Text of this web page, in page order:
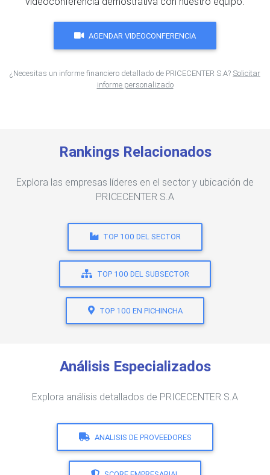
AGENDAR VIDEOCONFERENCIA
¿Necesitas un informe financiero detallado de PRICECENTER S.A? Solicitar
informe personalizado
Rankings Relacionados
Explora las empresas líderes en el sector y ubicación de
PRICECENTER S.A
TOP 100 DEL SECTOR
TOP 100 DEL SUBSECTOR
TOP 100 EN PICHINCHA
Análisis Especializados
Explora análisis detallados de PRICECENTER S.A
ANALISIS DE PROVEEDORES